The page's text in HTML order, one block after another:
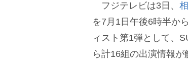
フジテレビは3日、
を7月1日午後6時半か
ィスト第1弾として、
ら計16組の出演情報が